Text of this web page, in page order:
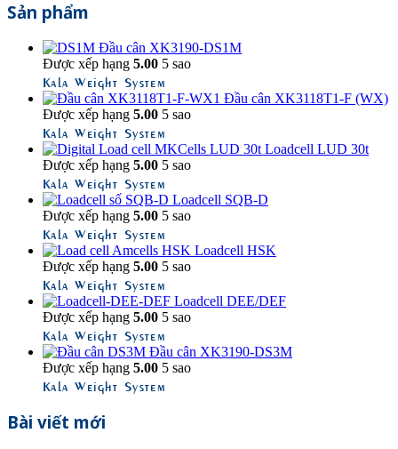
Sản phẩm
Đầu cân XK3190-DS1M
Được xếp hạng 5.00 5 sao
Kala Weight System
Đầu cân XK3118T1-F (WX)
Được xếp hạng 5.00 5 sao
Kala Weight System
Loadcell LUD 30t
Được xếp hạng 5.00 5 sao
Kala Weight System
Loadcell SQB-D
Được xếp hạng 5.00 5 sao
Kala Weight System
Loadcell HSK
Được xếp hạng 5.00 5 sao
Kala Weight System
Loadcell DEE/DEF
Được xếp hạng 5.00 5 sao
Kala Weight System
Đầu cân XK3190-DS3M
Được xếp hạng 5.00 5 sao
Kala Weight System
Bài viết mới